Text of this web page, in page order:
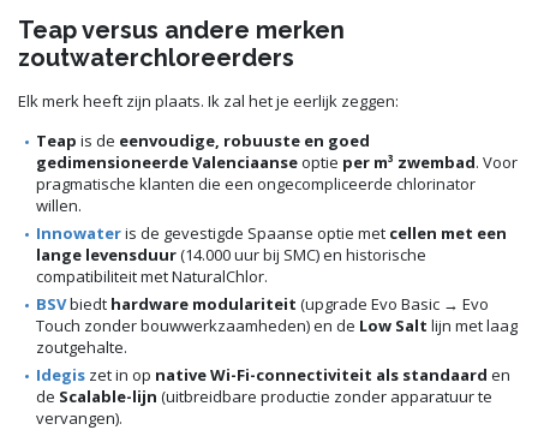
Teap versus andere merken
zoutwaterchloreerders
Elk merk heeft zijn plaats. Ik zal het je eerlijk zeggen:
Teap is de eenvoudige, robuuste en goed
gedimensioneerde Valenciaanseoptie per m³ zwembad. Voor
pragmatische klanten die een ongecompliceerde chlorinator
willen.
Innowateris de gevestigde Spaanse optie met cellen met een
lange levensduur(14.000 uur bij SMC) en historische
compatibiliteit met NaturalChlor.
BSVbiedt hardware modulariteit (upgrade Evo Basic → Evo
Touch zonder bouwwerkzaamheden) en de Low Salt lijn met laag
zoutgehalte.
Idegis zet in op native Wi-Fi-connectiviteit als standaard en
de Scalable-lijn (uitbreidbare productie zonder apparatuur te
vervangen).